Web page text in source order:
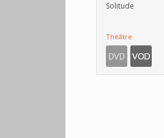
Solitude
Théâtre